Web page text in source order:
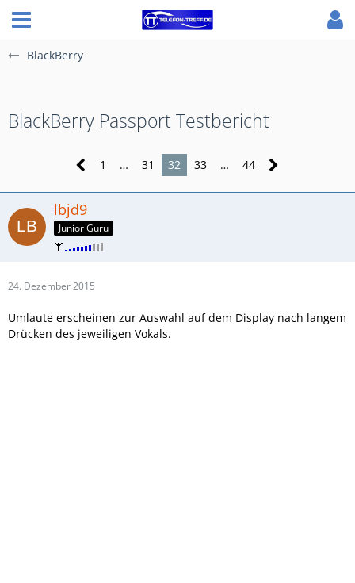
BlackBerry
BlackBerry Passport Testbericht
1 … 31 32 33 … 44
lbjd9
Junior Guru
24. Dezember 2015
Umlaute erscheinen zur Auswahl auf dem Display nach langem
Drücken des jeweiligen Vokals.